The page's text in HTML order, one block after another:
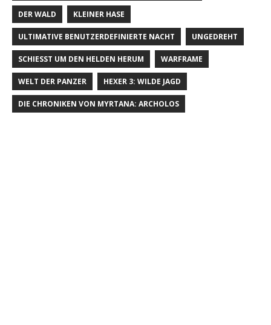
DER WALD KLEINER HASE
ULTIMATIVE BENUTZERDEFINIERTE NACHT UNGEDREHT
SCHIESST UM DEN HELDEN HERUM WARFRAME
WELT DER PANZER HEXER 3: WILDE JAGD
DIE CHRONIKEN VON MYRTANA: ARCHOLOS